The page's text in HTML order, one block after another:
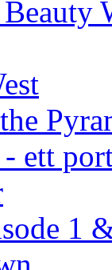
ett
1